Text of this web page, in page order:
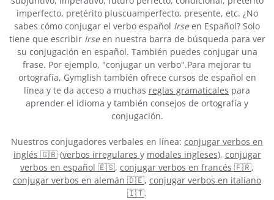
imperfecto, pretérito pluscuamperfecto, presente, etc. ¿No
sabes cómo conjugar el verbo español Irseen Español? Solo
tiene que escribir Irseen nuestra barra de búsqueda para ver
su conjugación en español. También puedes conjugar una
frase. Por ejemplo, "conjugar un verbo".Para mejorar tu
ortografía, Gymglish también ofrece cursos de español en
línea y te da acceso a muchas reglas gramaticales para
aprender el idioma y también consejos de ortografía y
conjugación.
Nuestros conjugadores verbales en línea: conjugar verbos en
inglés 🇬🇧(verbos irregulares y modales ingleses), conjugar
verbos en español 🇪🇸, conjugar verbos en francés 🇫🇷,
conjugar verbos en alemán 🇩🇪, conjugar verbos en italiano
🇮🇹.